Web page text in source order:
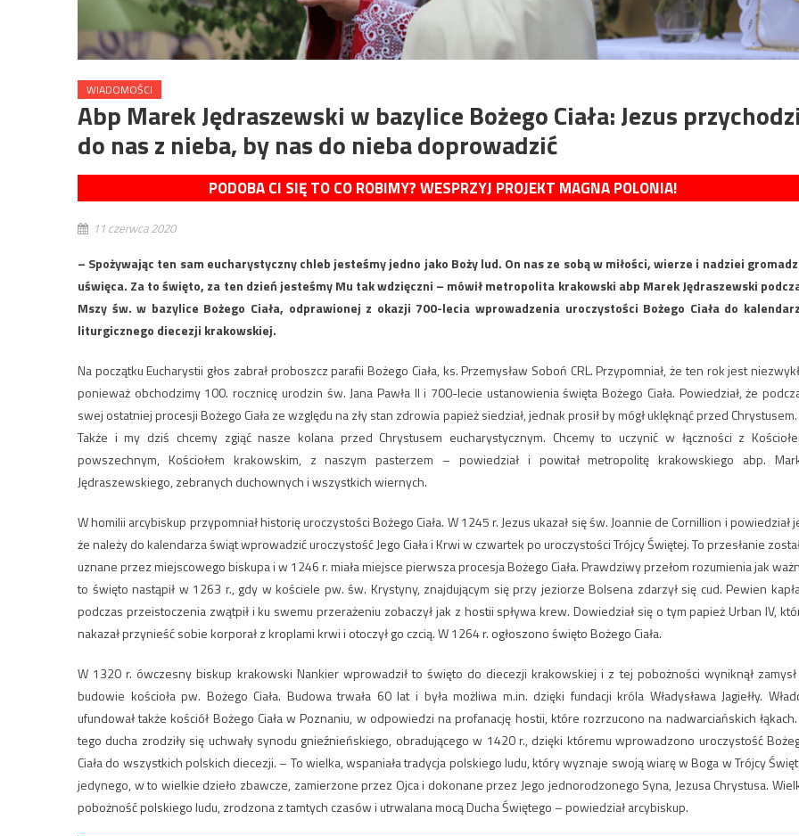
WIADOMOŚCI
Abp Marek Jędraszewski w bazylice Bożego Ciała: Jezus przychodzi
do nas z nieba, by nas do nieba doprowadzić
PODOBA CI SIĘ TO CO ROBIMY? WESPRZYJ PROJEKT MAGNA POLONIA!
11 czerwca 2020
– Spożywając ten sam eucharystyczny chleb jesteśmy jedno jako Boży lud. On nas ze sobą w miłości, wierze i nadziei
uświęca. Za to święto, za ten dzień jesteśmy Mu tak wdzięczni – mówił metropolita krakowski abp Marek Jędraszewski
Mszy św. w bazylice Bożego Ciała, odprawionej z okazji 700-lecia wprowadzenia uroczystości Bożego Ciała do
liturgicznego diecezji krakowskiej.
Na początku Eucharystii głos zabrał proboszcz parafii Bożego Ciała, ks. Przemysław Soboń CRL. Przypomniał, że ten rok jest
ponieważ obchodzimy 100. rocznicę urodzin św. Jana Pawła II i 700-lecie ustanowienia święta Bożego Ciała. Powiedział, że
swej ostatniej procesji Bożego Ciała ze względu na zły stan zdrowia papież siedział, jednak prosił by mógł uklęknąć przed
Także i my dziś chcemy zgiąć nasze kolana przed Chrystusem eucharystycznym. Chcemy to uczynić w łączności z
powszechnym, Kościołem krakowskim, z naszym pasterzem – powiedział i powitał metropolitę krakowskiego abp.
Jędraszewskiego, zebranych duchownych i wszystkich wiernych.
W homilii arcybiskup przypomniał historię uroczystości Bożego Ciała. W 1245 r. Jezus ukazał się św. Joannie de Cornillion i powiedział
że należy do kalendarza świąt wprowadzić uroczystość Jego Ciała i Krwi w czwartek po uroczystości Trójcy Świętej. To przesłanie
uznane przez miejscowego biskupa i w 1246 r. miała miejsce pierwsza procesja Bożego Ciała. Prawdziwy przełom rozumienia jak
to święto nastąpił w 1263 r., gdy w kościele pw. św. Krystyny, znajdującym się przy jeziorze Bolsena zdarzył się cud. Pewien
podczas przeistoczenia zwątpił i ku swemu przerażeniu zobaczył jak z hostii spływa krew. Dowiedział się o tym papież Urban IV,
nakazał przynieść sobie korporał z kroplami krwi i otoczył go czcią. W 1264 r. ogłoszono święto Bożego Ciała.
W 1320 r. ówczesny biskup krakowski Nankier wprowadził to święto do diecezji krakowskiej i z tej pobożności wyniknął
budowie kościoła pw. Bożego Ciała. Budowa trwała 60 lat i była możliwa m.in. dzięki fundacji króla Władysława Jagiełły.
ufundował także kościół Bożego Ciała w Poznaniu, w odpowiedzi na profanację hostii, które rozrzucono na nadwarciańskich
tego ducha zrodziły się uchwały synodu gnieźnieńskiego, obradującego w 1420 r., dzięki któremu wprowadzono uroczystość
Ciała do wszystkich polskich diecezji. – To wielka, wspaniała tradycja polskiego ludu, który wyznaje swoją wiarę w Boga w Trójcy
jedynego, w to wielkie dzieło zbawcze, zamierzone przez Ojca i dokonane przez Jego jednorodzonego Syna, Jezusa Chrystusa.
pobożność polskiego ludu, zrodzona z tamtych czasów i utrwalana mocą Ducha Świętego – powiedział arcybiskup.